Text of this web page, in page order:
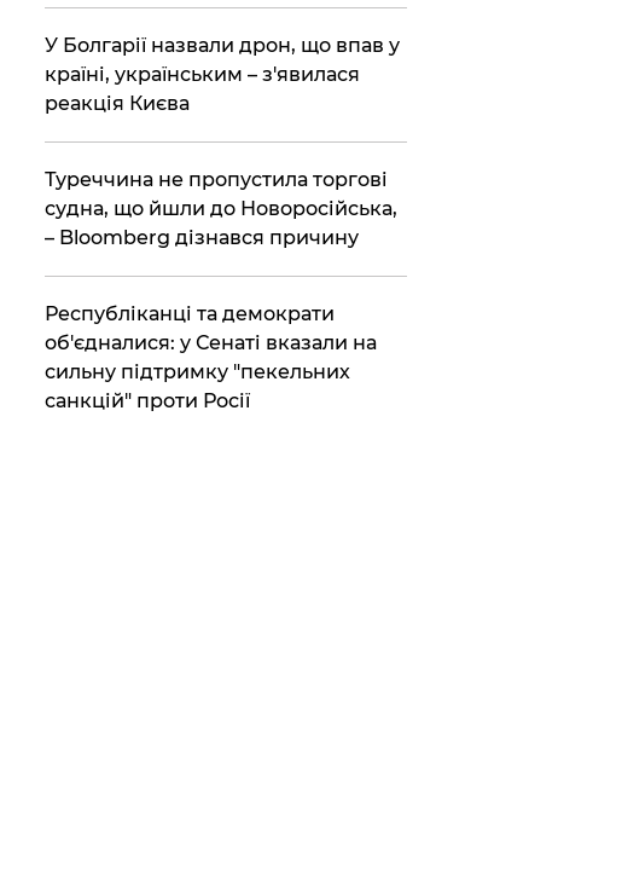
У Болгарії назвали дрон, що впав у
країні, українським – з'явилася
реакція Києва
Туреччина не пропустила торгові
судна, що йшли до Новоросійська,
– Bloomberg дізнався причину
Республіканці та демократи
об'єдналися: у Сенаті вказали на
сильну підтримку "пекельних
санкцій" проти Росії